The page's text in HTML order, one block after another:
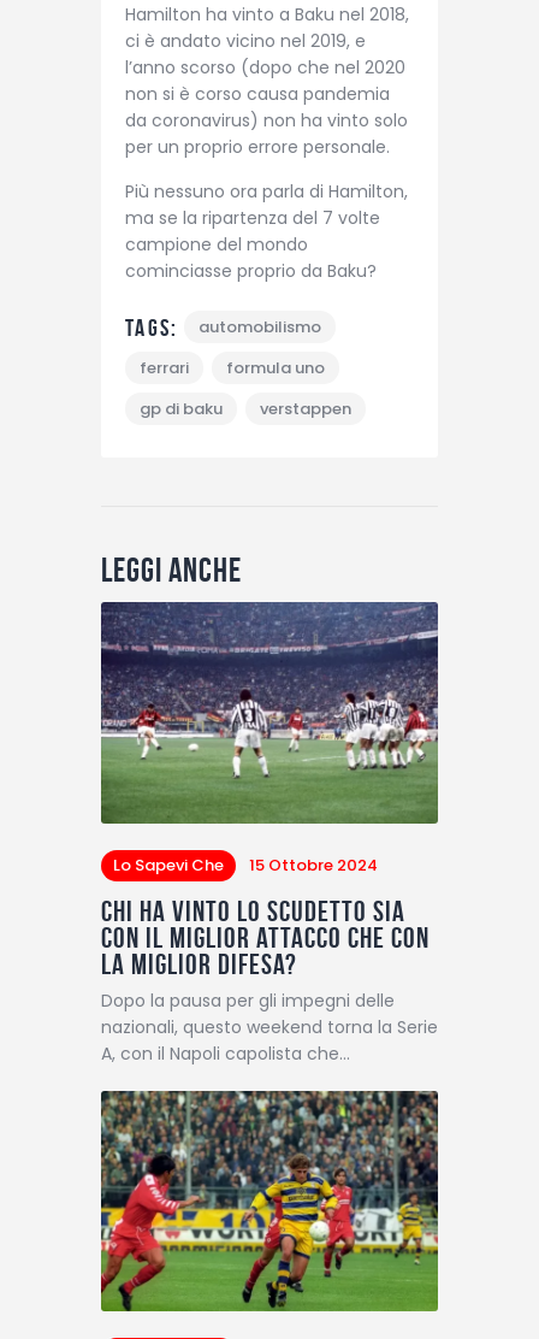
Hamilton ha vinto a Baku nel 2018,
ci è andato vicino nel 2019, e
l’anno scorso (dopo che nel 2020
non si è corso causa pandemia
da coronavirus) non ha vinto solo
per un proprio errore personale.
Più nessuno ora parla di Hamilton,
ma se la ripartenza del 7 volte
campione del mondo
cominciasse proprio da Baku?
Tags:
automobilismo
ferrari
formula uno
gp di baku
verstappen
Leggi anche
Lo Sapevi Che 15 Ottobre 2024
Chi ha vinto lo scudetto sia
con il miglior attacco che con
la miglior difesa?
Dopo la pausa per gli impegni delle
nazionali, questo weekend torna la Serie
A, con il Napoli capolista che…